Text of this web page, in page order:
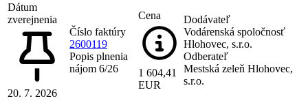
Dátum
zverejnenia
20. 7. 2026
Číslo faktúry
2600119
Popis plnenia
nájom 6/26
Cena
1 604,41
EUR
Dodávateľ
Vodárenská spoločnosť
Hlohovec, s.r.o.
Odberateľ
Mestská zeleň Hlohovec,
s.r.o.